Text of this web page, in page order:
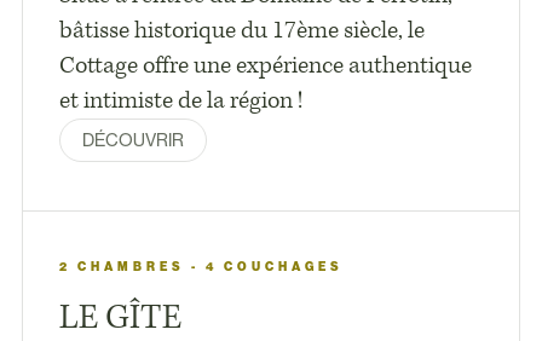
bâtisse historique du 17ème siècle, le
Cottage offre une expérience authentique
et intimiste de la région !
DÉCOUVRIR
2 CHAMBRES - 4 COUCHAGES
LE GÎTE